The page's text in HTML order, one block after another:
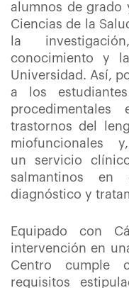
alumnos de grado
Ciencias de la
la
conocimiento y
Universidad. Así,
a los
trastornos del
miofuncionales
un servicio
salmantinos en
diagnóstico y
Equipado con
intervención en
Centro cumple
requisitos